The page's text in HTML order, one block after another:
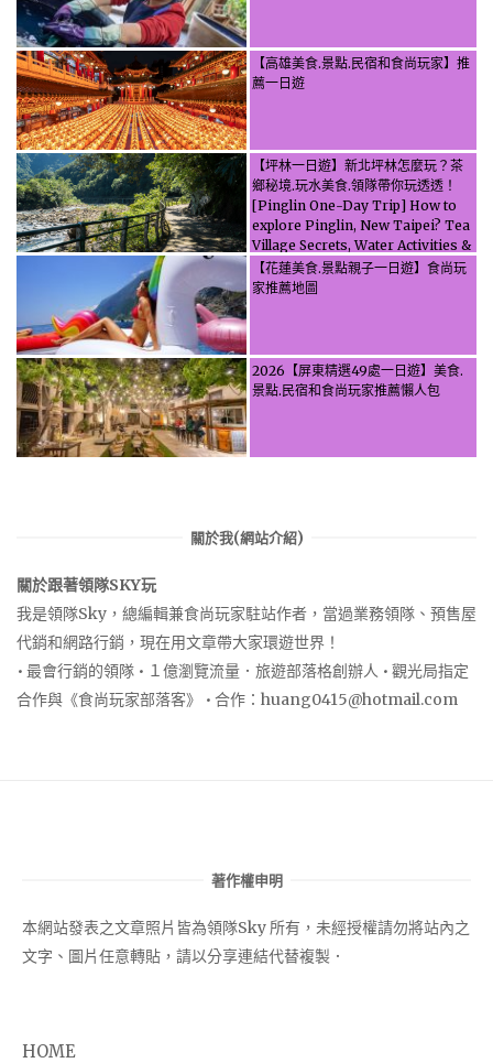
【高雄美食.景點.民宿和食尚玩家】推
薦一日遊
【坪林一日遊】新北坪林怎麼玩？茶
鄉秘境.玩水美食.領隊帶你玩透透！
[Pinglin One-Day Trip] How to
explore Pinglin, New Taipei? Tea
Village Secrets, Water Activities &
Food, Let the guide take you
through it all!
【花蓮美食.景點親子一日遊】食尚玩
家推薦地圖
2026【屏東精選49處一日遊】美食.
景點.民宿和食尚玩家推薦懶人包
關於我(網站介紹)
關於跟著領隊SKY玩
我是領隊Sky，總編輯兼食尚玩家駐站作者，當過業務領隊、預售屋
代銷和網路行銷，現在用文章帶大家環遊世界！
• 最會行銷的領隊 • １億瀏覽流量．旅遊部落格創辦人 • 觀光局指定
合作與《食尚玩家部落客》 • 合作： huang0415@hotmail.com
著作權申明
本網站發表之文章照片皆為領隊Sky 所有，未經授權請勿將站內之
文字、圖片任意轉貼，請以分享連結代替複製．
HOME